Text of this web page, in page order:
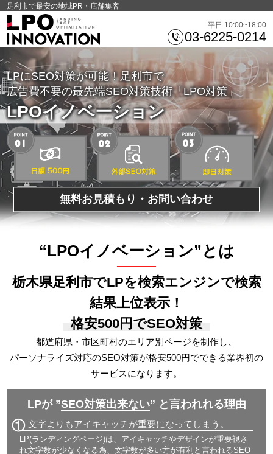
足利市で最安の地域PR・店舗集客
平日 10:00~18:00
03-6225-0214
LPにSEO対策が可能！足利市で
広告費不要の最先端SEO対策技術「LPO対策」
LPOイノベーション
無料お見積もり・お問い合わせ
“LPOイノベーション”とは
栃木県足利市でLPを検索エンジンで検索
結果上位表示！
格安500円でSEO対策
都道府県・市区町村のエリア別ページを制作し、
パーソナライズ対応のSEO対策が格安500円でできる業界初の
サービスになります。
LPが ”SEO対策出来ない” と言われれる理由
① 文字よりもアイキャッチが重要になってしまう。
LP(ランディングページ)は、アイキャッチやデザインが重要視さ
れ文字数が少なくなる為、文字数が多い方が有利と言われるSEO